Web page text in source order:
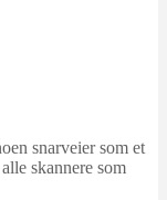
snarveier som et
skannere som